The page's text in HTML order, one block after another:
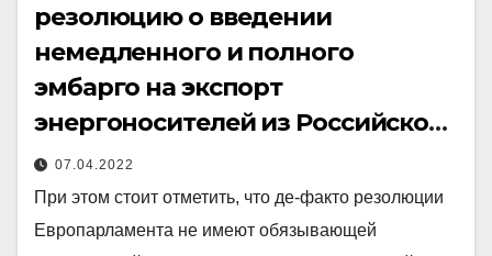
резолюцию о введении
немедленного и полного
эмбарго на экспорт
энергоносителей из Российской
Федерации.
07.04.2022
При этом стоит отметить, что де-факто резолюции
Европарламента не имеют обязывающей